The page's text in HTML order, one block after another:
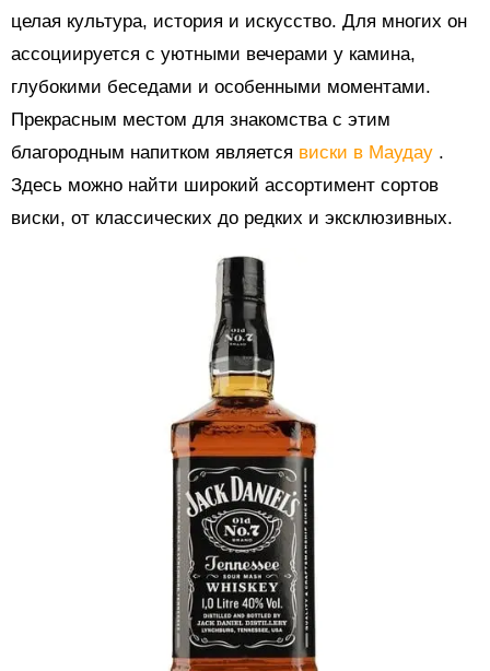
целая культура, история и искусство. Для многих он
ассоциируется с уютными вечерами у камина,
глубокими беседами и особенными моментами.
Прекрасным местом для знакомства с этим
благородным напитком является виски в Маудау .
Здесь можно найти широкий ассортимент сортов
виски, от классических до редких и эксклюзивных.